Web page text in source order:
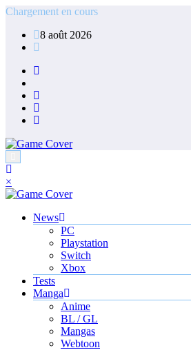
Aller
contenu
Chargement en cours
8 août 2026
×
News
PC
Playstation
Switch
Xbox
Tests
Manga
Anime
BL / GL
Mangas
Webtoon